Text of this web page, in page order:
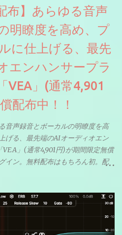
布】あらゆる音声
明瞭度を高め、プ
に仕上げる、最先
エンハンサープラ
VEA」(通常4,901
配布中！！
音声録音とボーカルの明瞭度を高
げる、最先端のAIオーディオエン
」(通常4,901円)が期間限定無償
イン。無料配布はもちろん初。配